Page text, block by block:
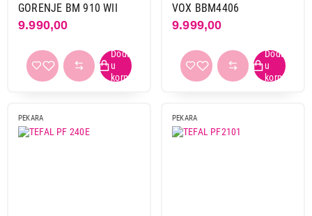
550 w
1
600 w
2
GORENJE BM 910 WII
9.990,00
VOX BBM4406
9.999,00
PEKARA PEKARA